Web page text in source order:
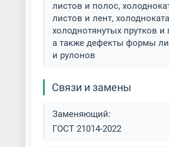
Труба
Труба профильная
Удаление вмятин
Швеллер
листов и полос,
листов и лент,
холоднотянутых прутков
а также дефекты формы
и рулонов
Связи и замены
Заменяющий:
ГОСТ 21014-2022